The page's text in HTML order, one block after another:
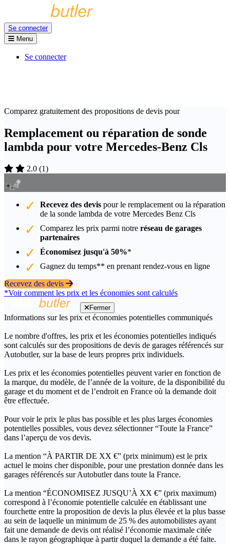
Se connecter
Menu
Se connecter
Comparez gratuitement des propositions de devis pour
Remplacement ou réparation de sonde
lambda pour votre Mercedes-Benz Cls
2.0 (1)
Recevez des devis pour le remplacement ou la réparation
de la sonde lambda de votre Mercedes Benz Cls
Comparez les prix parmi notre réseau de garages
partenaires
Économisez jusqu'à 50%*
Gagnez du temps** en prenant rendez-vous en ligne
Recevez des devis
*Voir comment les prix et les économies sont calculés
Fermer
Informations sur les prix et économies potentielles communiqués
Le nombre d'offres, les prix et les économies potentielles indiqués
sont calculés sur des propositions de devis de garages référencés sur
Autobutler, sur la base de leurs propres prix individuels.
Les prix et les économies potentielles peuvent varier en fonction de
la marque, du modèle, de l’année de la voiture, de la disponibilité du
garage et du moment et de l’endroit en France où la demande doit
être effectuée.
Pour voir le prix le plus bas possible et les plus larges économies
potentielles possibles, vous devez sélectionner “Toute la France”
dans l’aperçu de vos devis.
La mention “À PARTIR DE XX €” (prix minimum) est le prix
actuel le moins cher disponible, pour une prestation donnée dans les
garages référencés sur Autobutler dans toute la France.
La mention “ÉCONOMISEZ JUSQU’À XX €” (prix maximum)
correspond à l’économie potentielle calculée en établissant une
fourchette entre la proposition de devis la plus élevée et la plus basse
au sein de laquelle un minimum de 25 % des automobilistes ayant
fait une demande de devis ont réalisé l’économie maximale citée
dans le rayon géographique à partir duquel la demande a été faite.